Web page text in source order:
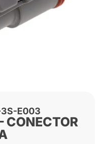
E003